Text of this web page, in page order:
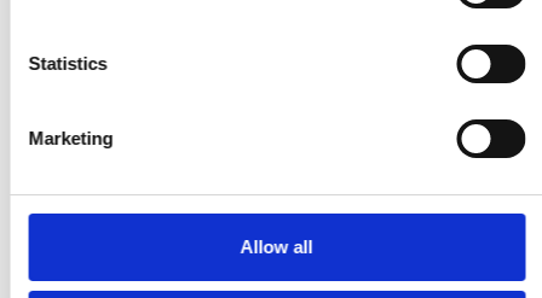
Statistics
Marketing
Allow all
Samuel Heath möbelknopp - Mat svart krom - Modell P799-B -
25 mm
444,00 SEK